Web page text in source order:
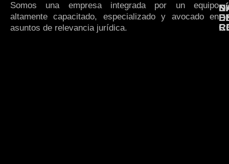
Somos una empresa integrada por un equipo
altamente capacitado, especializado y avocado en
asuntos de relevancia jurídica.